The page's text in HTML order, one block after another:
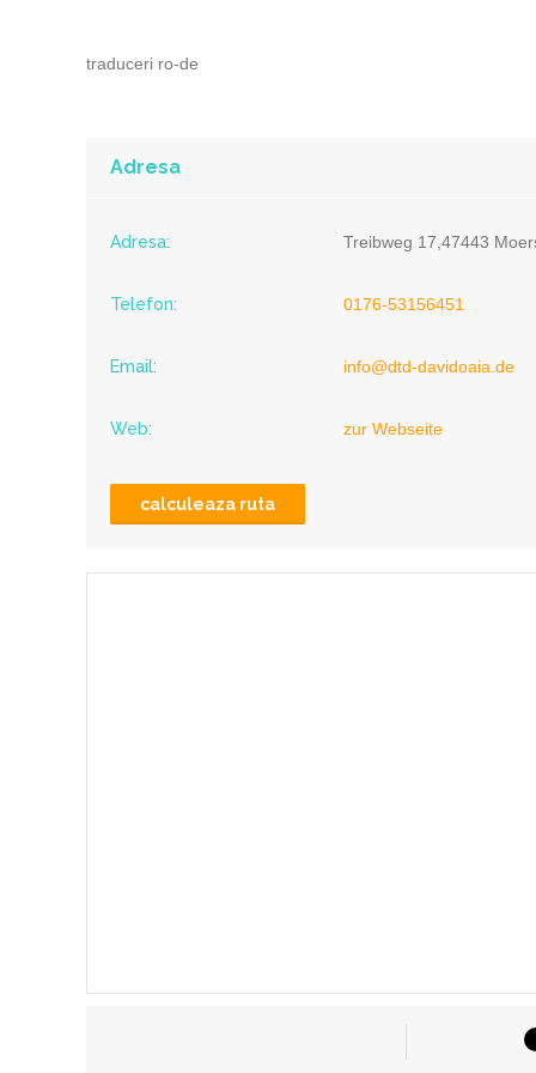
traduceri ro-de
Adresa
Adresa: Treibweg 17,47443
Telefon: 0176-53156451
Email: info@dtd-davidoaia.de
Web: zur Webseite
calculeaza ruta